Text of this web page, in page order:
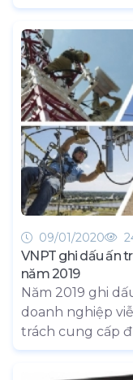
điện Việt Nam
hạng VNR500 -
Việt Nam.
09/01/2020
VNPT ghi dấu ấn
năm 2019
Năm 2019 ghi
doanh nghiệp
trách cung cấp
ICT cho nhiều
được các cơ